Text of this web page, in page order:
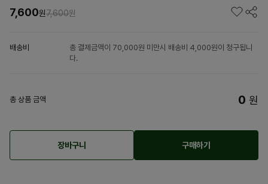
7,600원7,600원
배송비
총 결제금액이 70,000원 미만시 배송비 4,000원이 청구됩니
다.
총 상품 금액 0 원
장바구니 구매하기